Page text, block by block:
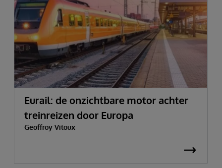
Eurail: de onzichtbare motor achter
treinreizen door Europa
Geoffroy Vitoux